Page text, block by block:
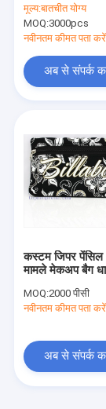
हस्तनिर्मित हार
कपास नायलॉन
मूल्य:बातचीत योग्य
MOQ:3000pcs
नवीनतम कीमत पता करें
अब से संपर्क
कस्टम जिपर पेंसिल
मामले मेकअप बैग
MOQ:2000 पीसी
नवीनतम कीमत पता करें
अब से संपर्क